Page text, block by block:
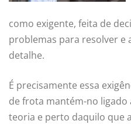
como exigente, feita de
problemas para resolver e
detalhe.
É precisamente essa
de frota mantém-no ligado
teoria e perto daquilo que